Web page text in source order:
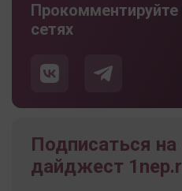
сетях
Подписаться
дайджест